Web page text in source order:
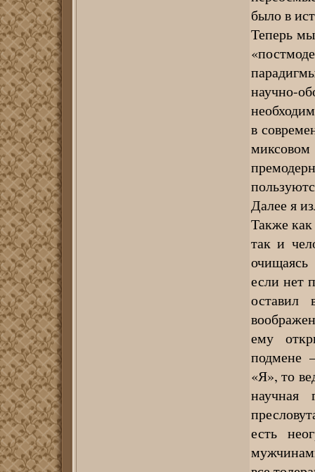
было в
Теперь
научно-
в
Далее я
Также
так и
если нет
ему
подмене
«Я», то
научная
есть